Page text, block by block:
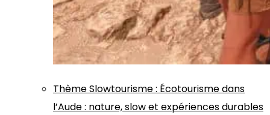
ThèmeSlowtourisme: Écotourisme dans
l’Aude : nature, slow et expériences durables